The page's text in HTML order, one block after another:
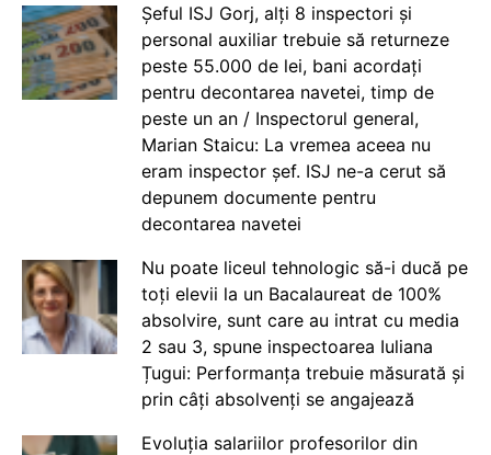
Șeful ISJ Gorj, alți 8 inspectori și
personal auxiliar trebuie să returneze
peste 55.000 de lei, bani acordați
pentru decontarea navetei, timp de
peste un an / Inspectorul general,
Marian Staicu: La vremea aceea nu
eram inspector șef. ISJ ne-a cerut să
depunem documente pentru
decontarea navetei
Nu poate liceul tehnologic să-i ducă pe
toți elevii la un Bacalaureat de 100%
absolvire, sunt care au intrat cu media
2 sau 3, spune inspectoarea Iuliana
Țugui: Performanța trebuie măsurată și
prin câți absolvenți se angajează
Evoluția salariilor profesorilor din